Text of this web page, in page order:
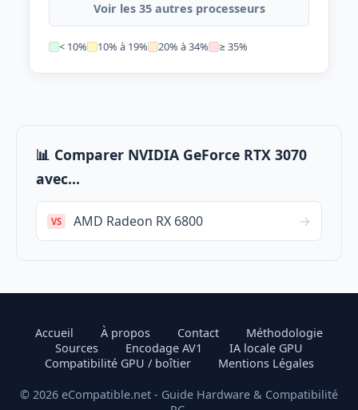
Voir les 35 autres processeurs
< 10% 10% à 19% 20% à 34% ≥ 35%
📊 Comparer NVIDIA GeForce RTX 3070
avec...
VS AMD Radeon RX 6800 →
Accueil À propos Contact
Méthodologie
Sources
Encodage AV1
IA locale GPU
Compatibilité GPU / boîtier
Mentions Légales
© 2026 eCompatible.net - Guide Hardware & Compatibilité